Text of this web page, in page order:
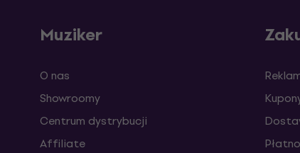
Muziker
O nas
Showroomy
Centrum dystrybucji
Affiliate